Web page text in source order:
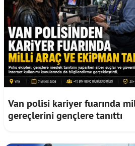
Van polisi kariyer fuarında
gereçlerini gençlere tanıttı